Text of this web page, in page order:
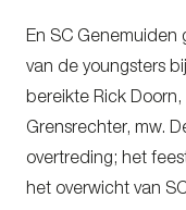
En SC Genemuiden
van de youngsters
bereikte Rick
Grensrechter, mw.
overtreding; het
het overwicht van